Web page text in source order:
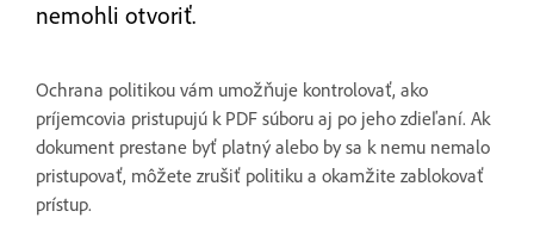
nemohli otvoriť.
Ochrana politikou vám umožňuje kontrolovať, ako
príjemcovia pristupujú k PDF súboru aj po jeho zdieľaní. Ak
dokument prestane byť platný alebo by sa k nemu nemalo
pristupovať, môžete zrušiť politiku a okamžite zablokovať
prístup.